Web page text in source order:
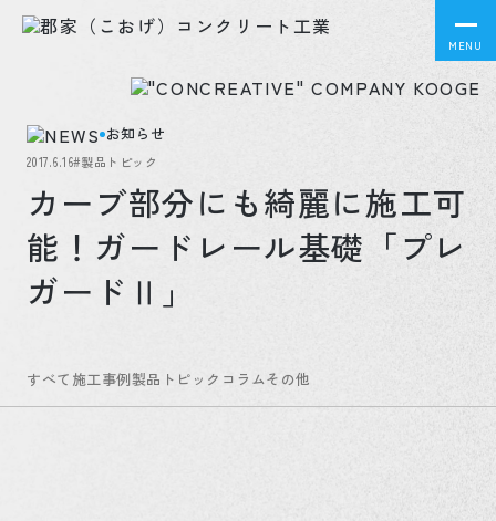
MENU
お知らせ
2017.6.16#製品トピック
カーブ部分にも綺麗に施工可
能！ガードレール基礎「プレ
ガードⅡ」
すべて 施工事例製品トピック コラムその他